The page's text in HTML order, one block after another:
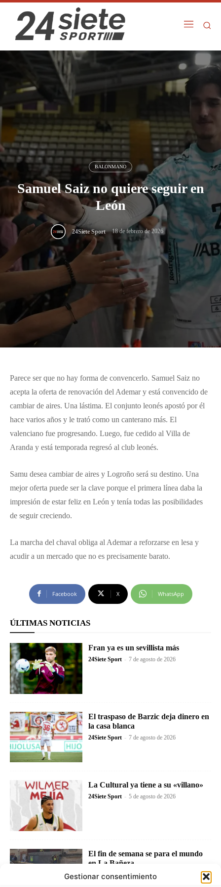
Gestionar consentimiento
BALONMANO
Samuel Saiz no quiere seguir en
León
24Siete Sport 18 de febrero de 2026
Parece ser que no hay forma de convencerlo. Samuel Saiz no
acepta la oferta de renovación del Ademar y está convencido de
cambiar de aires. Una lástima. El conjunto leonés apostó por él
hace varios años y le trató como un canterano más. El
valenciano fue progresando. Luego, fue cedido al Villa de
Aranda y está temporada regresó al club leonés.
Samu desea cambiar de aires y Logroño será su destino. Una
mejor oferta puede ser la clave porque el primera línea daba la
impresión de estar feliz en León y tenía todas las posibilidades
de seguir creciendo.
La marcha del chaval obliga al Ademar a reforzarse en lesa y
acudir a un mercado que no es precisamente barato.
Facebook X WhatsApp
ÚLTIMAS NOTICIAS
Fran ya es un sevillista más
24Siete Sport - 7 de agosto de 2026
El traspaso de Barzic deja dinero en
la casa blanca
24Siete Sport - 7 de agosto de 2026
La Cultural ya tiene a su «villano»
24Siete Sport - 5 de agosto de 2026
El fin de semana se para el mundo
en La Bañeza
24Siete Sport - 4 de agosto de 2026